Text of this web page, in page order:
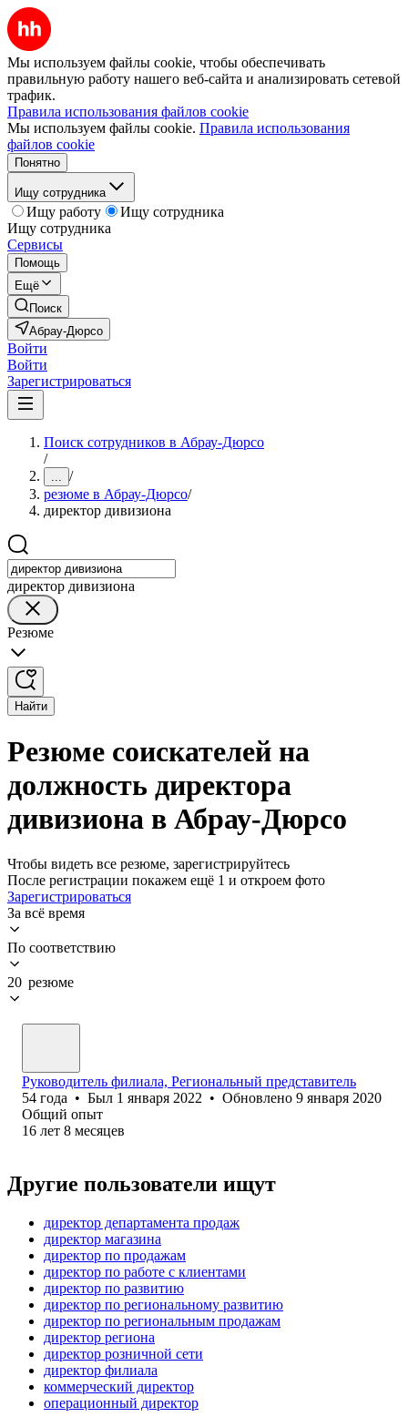
Мы используем файлы cookie, чтобы обеспечивать
правильную работу нашего веб-сайта и анализировать сетевой
трафик.
Правила использования файлов cookie
Мы используем файлы cookie. Правила использования
файлов cookie
Понятно
Ищу сотрудника
Ищу работу
Ищу сотрудника
Ищу сотрудника
Сервисы
Помощь
Ещё
Поиск
Абрау-Дюрсо
Войти
Войти
Зарегистрироваться
Поиск сотрудников в Абрау-Дюрсо
/
... /
резюме в Абрау-Дюрсо/
директор дивизиона
директор дивизиона
Резюме
Найти
Резюме соискателей на
должность директора
дивизиона в Абрау-Дюрсо
Чтобы видеть все резюме, зарегистрируйтесь
После регистрации покажем ещё 1 и откроем фото
Зарегистрироваться
За всё время
По соответствию
20 резюме
Руководитель филиала, Региональный представитель
54 года • Был 1 января 2022 • Обновлено 9 января 2020
Общий опыт
16 лет 8 месяцев
Другие пользователи ищут
директор департамента продаж
директор магазина
директор по продажам
директор по работе с клиентами
директор по развитию
директор по региональному развитию
директор по региональным продажам
директор региона
директор розничной сети
директор филиала
коммерческий директор
операционный директор